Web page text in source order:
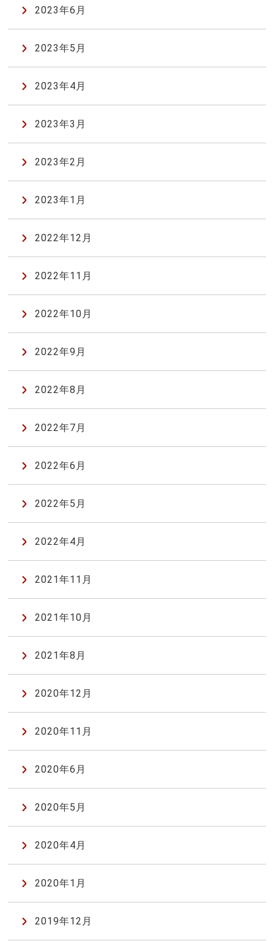
2023年6月
2023年5月
2023年4月
2023年3月
2023年2月
2023年1月
2022年12月
2022年11月
2022年10月
2022年9月
2022年8月
2022年7月
2022年6月
2022年5月
2022年4月
2021年11月
2021年10月
2021年8月
2020年12月
2020年11月
2020年6月
2020年5月
2020年4月
2020年1月
2019年12月